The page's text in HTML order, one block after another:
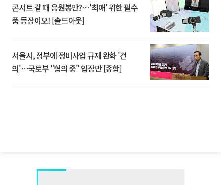
콘서트 갈 때 응원봉만?⋯'최애' 위한 필수
품 등장이오! [솔드아웃]
서울시, 정부에 정비사업 규제 완화 '건
의'⋯국토부 "협의 중" 입장만 [종합]